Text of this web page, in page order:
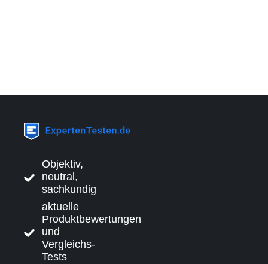
Objektiv,
neutral,
sachkundig
aktuelle
Produktbewertungen
und
Vergleichs-
Tests